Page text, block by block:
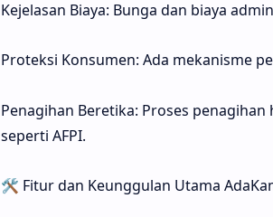
Kejelasan Biaya: Bunga dan biaya
Proteksi Konsumen: Ada mekanisme
Penagihan Beretika: Proses
seperti AFPI.
🛠️ Fitur dan Keunggulan Utama